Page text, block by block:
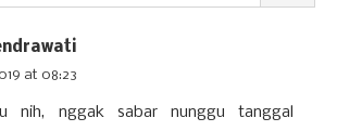
at 08:23
nih, nggak sabar nunggu tanggal